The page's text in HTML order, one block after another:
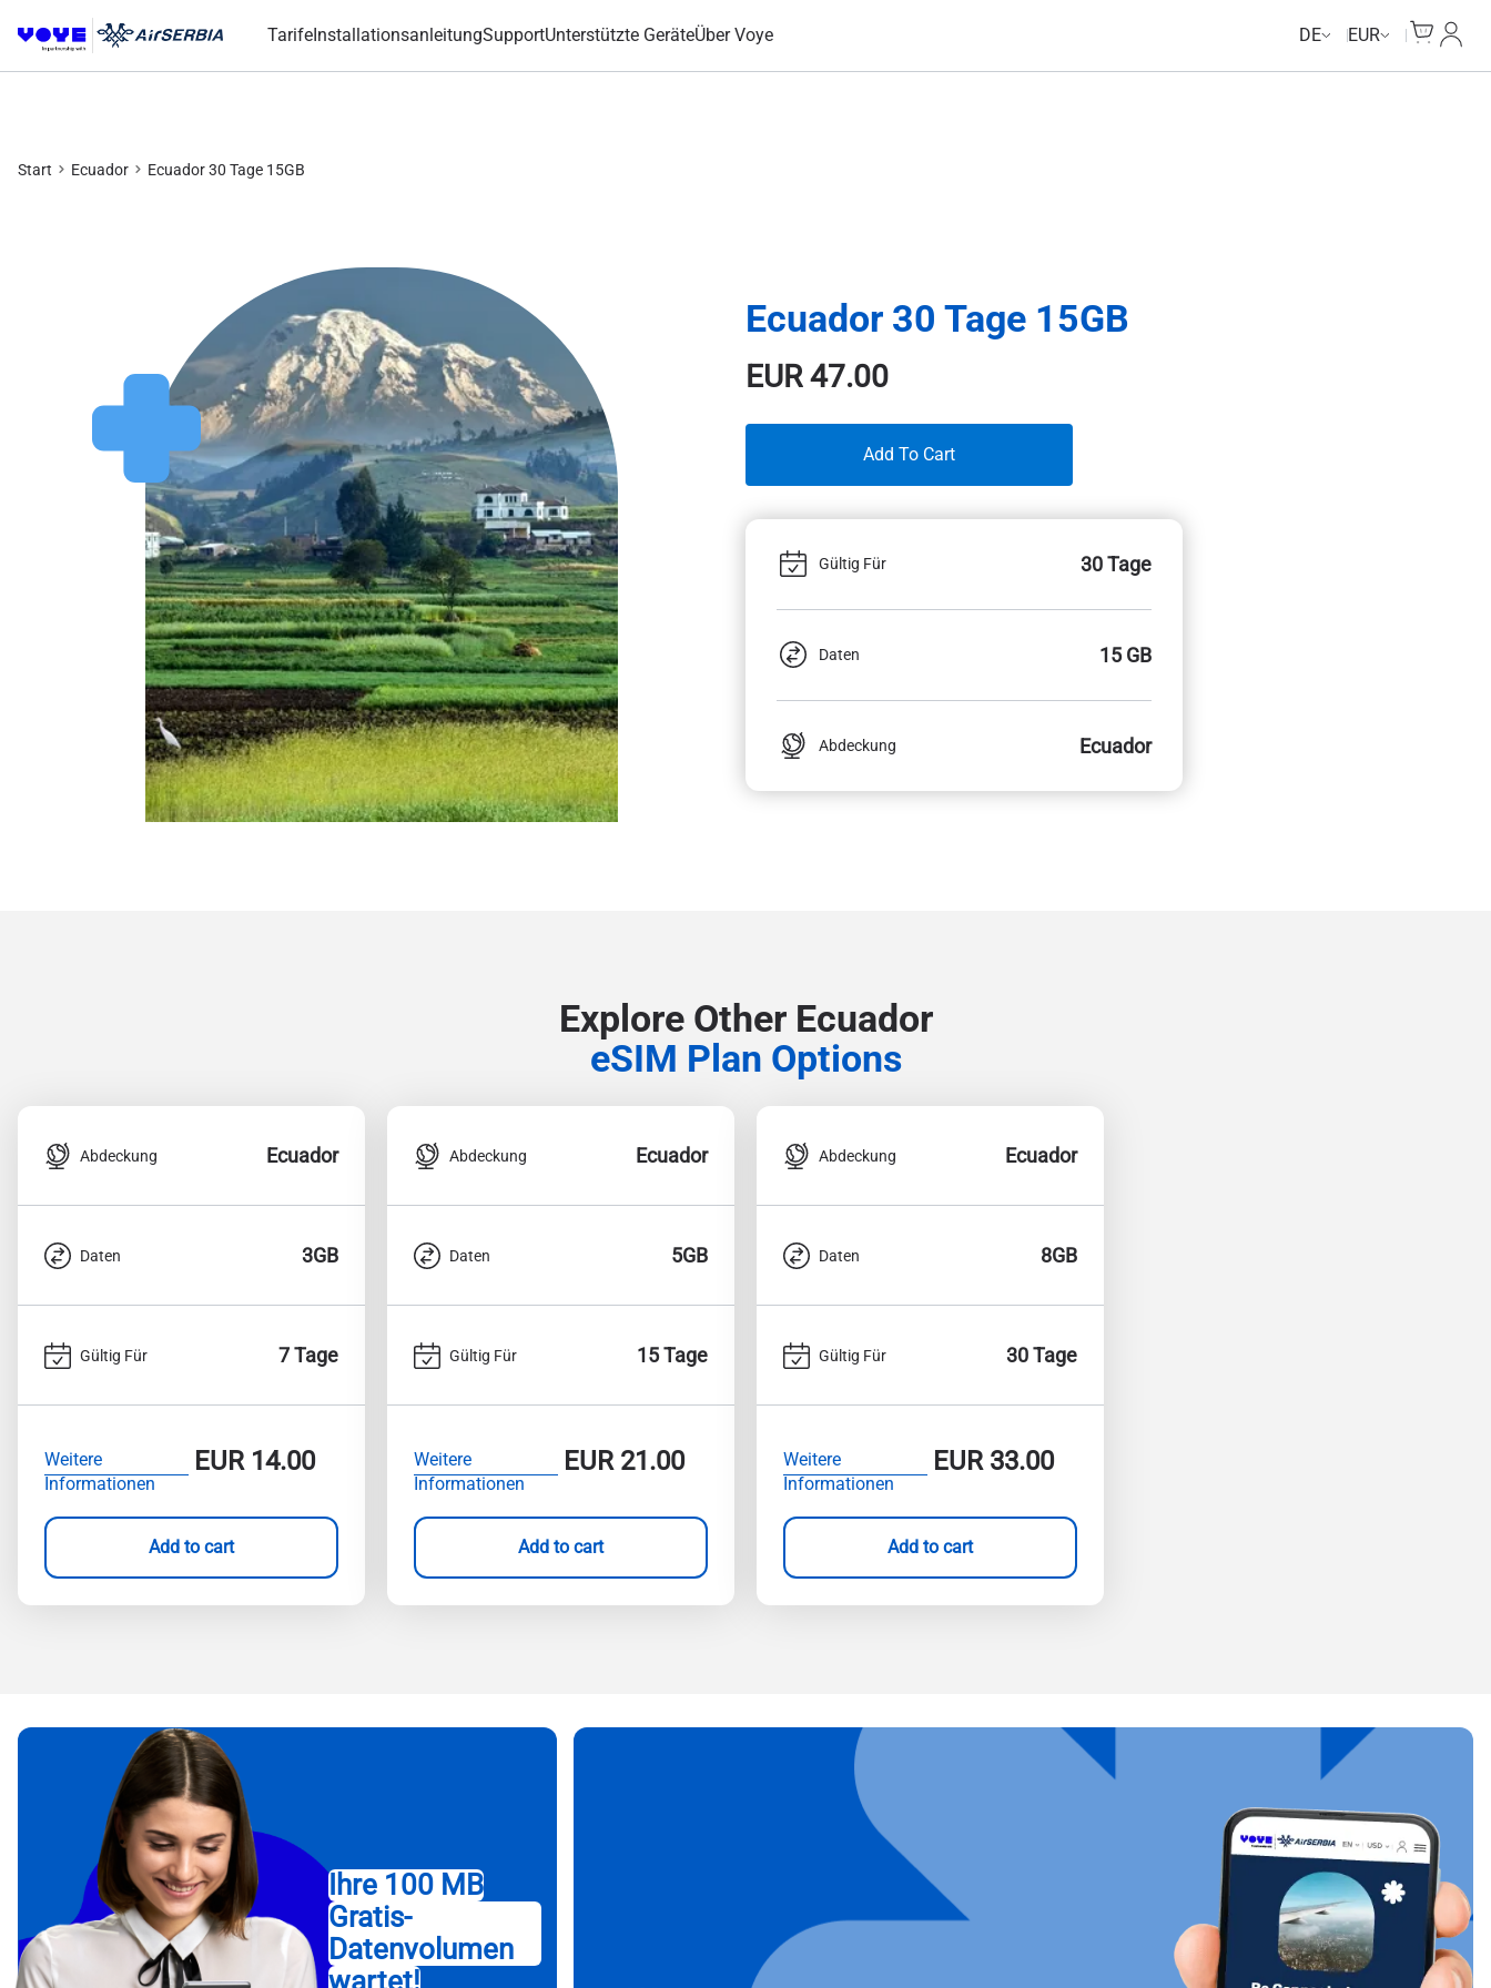
TarifeInstallationsanleitungSupportUnterstützte GeräteÜber Voye DE EUR
Mein
Start Ecuador Ecuador 30 Tage 15GB
Ecuador 30 Tage 15GB
EUR47.00
Add To Cart
Gültig Für 30 Tage
Daten 15 GB
Abdeckung Ecuador
Explore Other Ecuador
eSIM Plan Options
Abdeckung Ecuador
Daten 3GB
Gültig Für 7 Tage
Weitere
Informationen
EUR14.00
Add to cart
Abdeckung Ecuador
Daten 5GB
Gültig Für 15 Tage
Weitere
Informationen
EUR21.00
Add to cart
Abdeckung Ecuador
Daten 8GB
Gültig Für 30 Tage
Weitere
Informationen
EUR33.00
Add to cart
Ihre 100 MB
Gratis-
Datenvolumen